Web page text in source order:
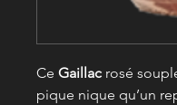
Ce Gaillac rosé
pique nique qu’un